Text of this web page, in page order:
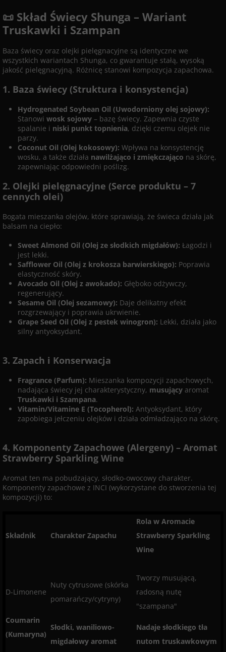
📜 Skład Świecy Shunga – Wariant
Truskawki i Szampan
Baza świecy oraz olejki pielęgnacyjne są identyczne we
wszystkich wariantach Shunga, co gwarantuje stałą, wysoką
jakość pielęgnacyjną. Różnicę stanowi kompozycja zapachowa.
1. Baza świecy (Struktura i konsystencja)
Hydrogenated Soybean Oil (Uwodorniony olej sojowy):
Stanowi wosk sojowy – bazę świecy. Zapewnia czyste
spalanie i niski punkt topnienia, dzięki czemu olejek nie
parzy.
Coconut Oil (Olej kokosowy): Wpływa na konsystencję
wosku, a także działa nawilżająco i zmiękczająco na skórę,
zapewniając odpowiedni poślizg.
2. Olejki pielęgnacyjne (Serce produktu – 7
cennych olei)
Bogata mieszanka olejów, które sprawiają, że świeca działa jak
balsam na ciepło:
Sweet Almond Oil (Olej ze słodkich migdałów): Łagodzi i
jest lekki.
Safflower Oil (Olej z krokosza barwierskiego): Poprawia
elastyczność skóry.
Avocado Oil (Olej z awokado): Głęboko odżywczy,
regenerujący.
Sesame Oil (Olej sezamowy): Daje delikatny efekt
rozgrzewający i poprawia ukrwienie.
Grape Seed Oil (Olej z pestek winogron): Lekki, działa jako
silny antyoksydant.
3. Zapach i Konserwacja
Fragrance (Parfum): Mieszanka kompozycji zapachowych,
nadająca świecy jej charakterystyczny, musujący aromat
Truskawki i Szampana.
Vitamin/Vitamine E (Tocopherol): Antyoksydant, który
zapobiega jełczeniu olejków i działa odmładzająco na skórę.
4. Komponenty Zapachowe (Alergeny) – Aromat
Strawberry Sparkling Wine
Aromat ten ma pobudzający, słodko-owocowy charakter.
Komponenty zapachowe z INCI (wykorzystane do stworzenia tej
kompozycji) to:
Składnik Charakter Zapachu
Rola w Aromacie
Strawberry Sparkling
Wine
D-Limonene
Nuty cytrusowe (skórka
pomarańczy/cytryny)
Tworzy musującą,
radosną nutę
"szampana"
Coumarin
(Kumaryna)
Słodki, waniliowo-
migdałowy aromat
Nadaje słodkiego tła
nutom truskawkowym